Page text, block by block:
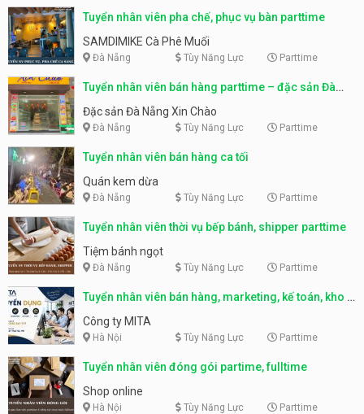
Tuyển nhân viên pha chế, phục vụ bàn parttime
SAMDIMIKE Cà Phê Muối
Đà Nẵng Tùy Năng Lực Parttime
Tuyển nhân viên bán hàng parttime – đặc sản Đà
Nẵng
Đặc sản Đà Nẵng Xin Chào
Đà Nẵng Tùy Năng Lực Parttime
Tuyển nhân viên bán hàng ca tối
Quán kem dừa
Đà Nẵng Tùy Năng Lực Parttime
Tuyển nhân viên thời vụ bếp bánh, shipper parttime
Tiệm bánh ngọt
Đà Nẵng Tùy Năng Lực Parttime
Tuyển nhân viên bán hàng, marketing, kế toán, kho –
parttime, fulltime
Công ty MITA
Hà Nội Tùy Năng Lực Parttime
Tuyển nhân viên đóng gói partime, fulltime
Shop online
Hà Nội Tùy Năng Lực Parttime